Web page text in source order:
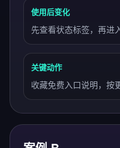
使用后变化
先查看状态标签，再进
关键动作
收藏免费入口说明，按